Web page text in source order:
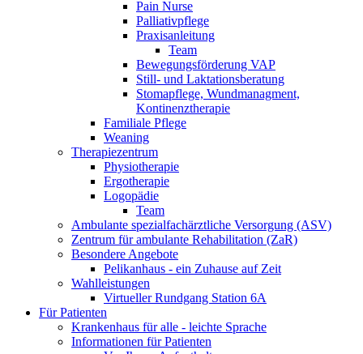
Pain Nurse
Palliativpflege
Praxisanleitung
Team
Bewegungsförderung VAP
Still- und Laktationsberatung
Stomapflege, Wundmanagment,
Kontinenztherapie
Familiale Pflege
Weaning
Therapiezentrum
Physiotherapie
Ergotherapie
Logopädie
Team
Ambulante spezialfachärztliche Versorgung (ASV)
Zentrum für ambulante Rehabilitation (ZaR)
Besondere Angebote
Pelikanhaus - ein Zuhause auf Zeit
Wahlleistungen
Virtueller Rundgang Station 6A
Für Patienten
Krankenhaus für alle - leichte Sprache
Informationen für Patienten